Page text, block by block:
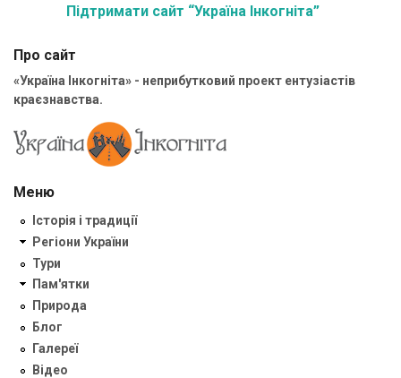
Підтримати сайт “Україна Інкогніта”
Про сайт
«Україна Інкогніта» - неприбутковий проект ентузіастів
краєзнавства.
Меню
Історія і традиції
Регіони України
Тури
Пам'ятки
Природа
Блог
Галереї
Відео